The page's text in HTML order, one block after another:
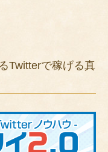
Twitterで稼げる真